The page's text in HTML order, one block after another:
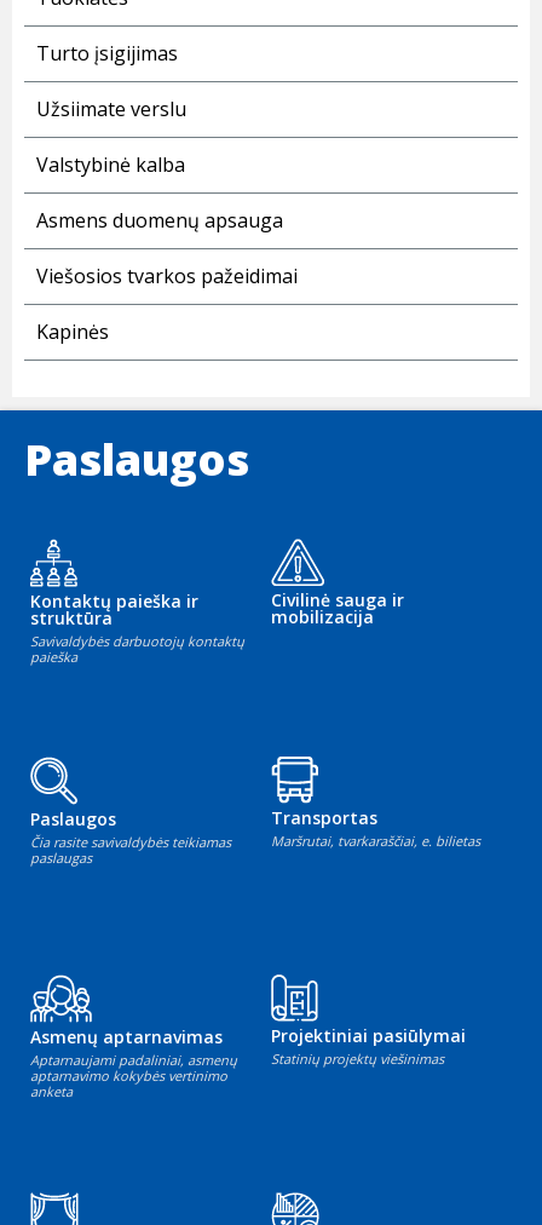
Turto įsigijimas
Užsiimate verslu
Valstybinė kalba
Asmens duomenų apsauga
Viešosios tvarkos pažeidimai
Kapinės
Paslaugos
Kontaktų paieška ir
struktūra
Savivaldybės darbuotojų kontaktų
paieška
Civilinė sauga ir
mobilizacija
Paslaugos
Čia rasite savivaldybės teikiamas
paslaugas
Transportas
Maršrutai, tvarkaraščiai, e. bilietas
Asmenų aptarnavimas
Aptarnaujami padaliniai, asmenų
aptarnavimo kokybės vertinimo
anketa
Projektiniai pasiūlymai
Statinių projektų viešinimas